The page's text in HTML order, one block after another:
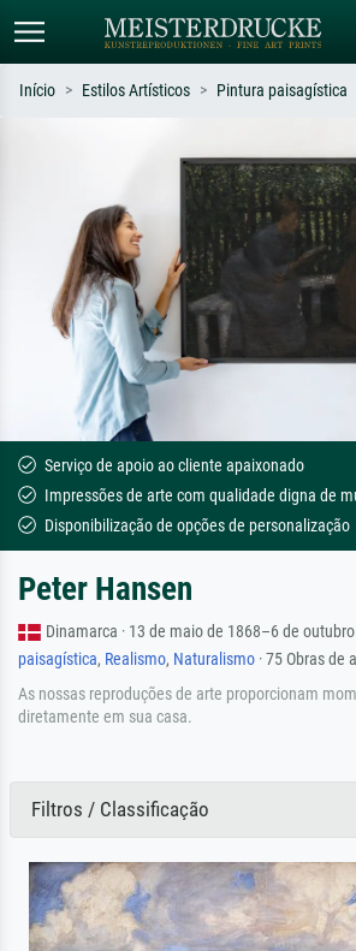
Pesquise por artista, título ou estilo –
ex: Monet, Noite Estrelada,
impressionismo, onda de Hokusai, nu.
Descreva
abstrato
a óleo
Início Estilos Artísticos Pintura paisagística
Serviço de apoio ao cliente apaixonado
Impressões de arte com qualidade digna de
Disponibilização de opções de personalização
Peter Hansen
Dinamarca · 13 de maio de 1868–6 de outubro
paisagística, Realismo, Naturalismo · 75 Obras de
As nossas reproduções de arte proporcionam
diretamente em sua casa.
Filtros / Classificação